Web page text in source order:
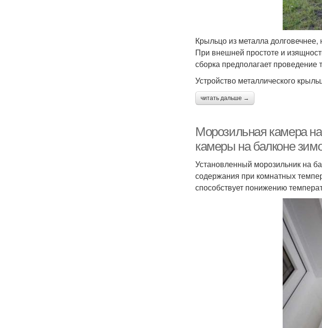
Крыльцо из металла
При внешней простоте и
сборка предполагает проведение
Устройство металлического
читать дальше →
Морозильная камера
камеры на балконе
Установленный морозильник на
содержания при комнатных
способствует понижению